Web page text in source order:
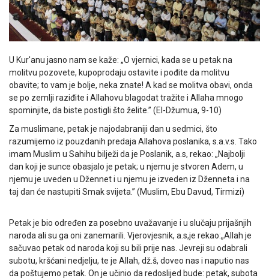
U Kur'anu jasno nam se kaže: „O vjernici, kada se u petak na
molitvu pozovete, kupoprodaju ostavite i pođite da molitvu
obavite; to vam je bolje, neka znate! A kad se molitva obavi, onda
se po zemlji raziđite i Allahovu blagodat tražite i Allaha mnogo
spominjite, da biste postigli što želite.” (El-Džumua, 9-10)
Za muslimane, petak je najodabraniji dan u sedmici, što
razumijemo iz pouzdanih predaja Allahova poslanika, s.a.v.s. Tako
imam Muslim u Sahihu bilježi da je Poslanik, a.s, rekao: „Najbolji
dan koji je sunce obasjalo je petak; u njemu je stvoren Adem, u
njemu je uveden u Džennet i u njemu je izveden iz Dženneta i na
taj dan će nastupiti Smak svijeta.” (Muslim, Ebu Davud, Tirmizi)
Petak je bio određen za posebno uvažavanje i u slučaju prijašnjih
naroda ali su ga oni zanemarili. Vjerovjesnik, a.s,je rekao:„Allah je
sačuvao petak od naroda koji su bili prije nas. Jevreji su odabrali
subotu, kršćani nedjelju, te je Allah, dž.š, doveo nas i naputio nas
da poštujemo petak. On je učinio da redoslijed bude: petak, subota